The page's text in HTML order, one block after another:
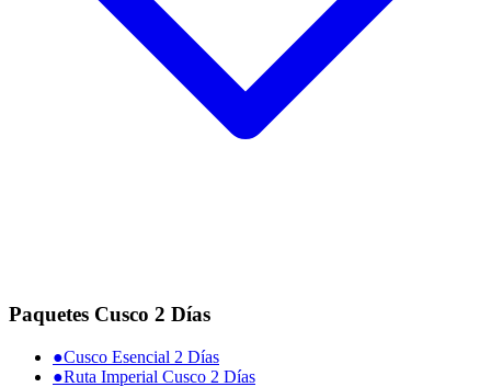
Paquetes Cusco 2 Días
●Cusco Esencial 2 Días
●Ruta Imperial Cusco 2 Días